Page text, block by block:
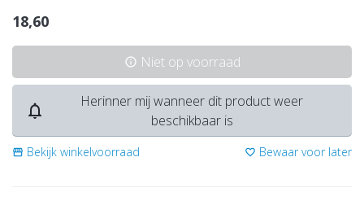
18,60
info Niet op voorraad
notifications_none
Herinner mij wanneer dit product weer
beschikbaar is
storefront Bekijk winkelvoorraad favorite_border Bewaar voor later